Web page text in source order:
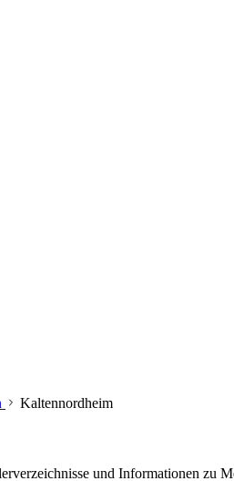
Kaltennordheim
und Informationen zu